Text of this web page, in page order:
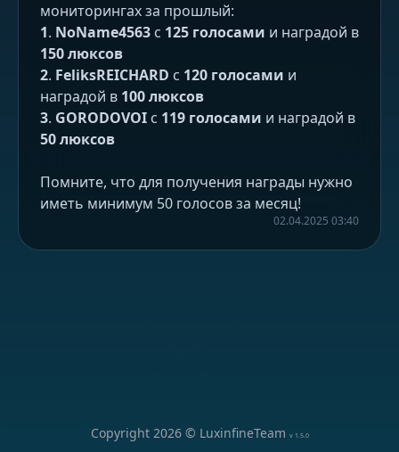
мониторингах за прошлый:
1. NoName4563с 125 голосами и наградой в
150 люксов
2. FeliksREICHARD с 120 голосами и
наградой в 100 люксов
3. GORODOVOIс 119 голосами и наградой в
50 люксов
Помните, что для получения награды нужно
иметь минимум 50 голосов за месяц!
02.04.2025 03:40
Copyright 2026© LuxinfineTeam v 1.5.0